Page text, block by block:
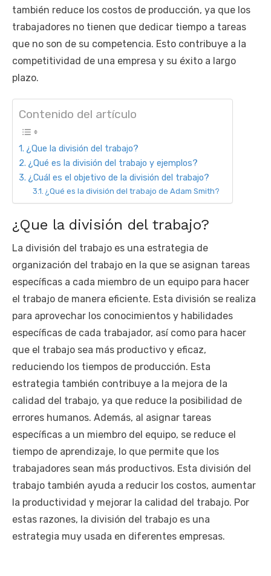
también reduce los costos de producción, ya que los
trabajadores no tienen que dedicar tiempo a tareas
que no son de su competencia. Esto contribuye a la
competitividad de una empresa y su éxito a largo
plazo.
Contenido del artículo
¿Que la división del trabajo?
¿Qué es la división del trabajo y ejemplos?
¿Cuál es el objetivo de la división del trabajo?
¿Qué es la división del trabajo de Adam Smith?
¿Que la división del trabajo?
La división del trabajo es una estrategia de
organización del trabajo en la que se asignan tareas
específicas a cada miembro de un equipo para hacer
el trabajo de manera eficiente. Esta división se realiza
para aprovechar los conocimientos y habilidades
específicas de cada trabajador, así como para hacer
que el trabajo sea más productivo y eficaz,
reduciendo los tiempos de producción. Esta
estrategia también contribuye a la mejora de la
calidad del trabajo, ya que reduce la posibilidad de
errores humanos. Además, al asignar tareas
específicas a un miembro del equipo, se reduce el
tiempo de aprendizaje, lo que permite que los
trabajadores sean más productivos. Esta división del
trabajo también ayuda a reducir los costos, aumentar
la productividad y mejorar la calidad del trabajo. Por
estas razones, la división del trabajo es una
estrategia muy usada en diferentes empresas.